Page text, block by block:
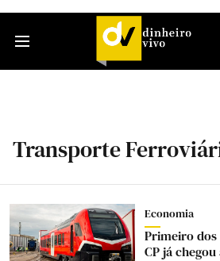
Transporte
Economia
Primeiro dos
CP já